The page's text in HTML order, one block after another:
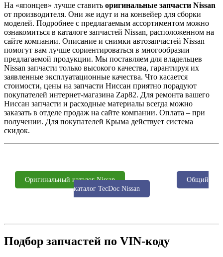
На «японцев» лучше ставить оригинальные запчасти Nissan
от производителя. Они же идут и на конвейер для сборки
моделей. Подробнее с предлагаемым ассортиментом можно
ознакомиться в каталоге запчастей Nissan, расположенном на
сайте компании. Описание и снимки автозапчастей Nissan
помогут вам лучше сориентироваться в многообразии
предлагаемой продукции. Мы поставляем для владельцев
Nissan запчасти только высокого качества, гарантируя их
заявленные эксплуатационные качества. Что касается
стоимости, цены на запчасти Ниссан приятно порадуют
покупателей интернет-магазина Zap82. Для ремонта вашего
Ниссан запчасти и расходные материалы всегда можно
заказать в отделе продаж на сайте компании. Оплата – при
получении. Для покупателей Крыма действует система
скидок.
Оригинальный каталог Nissan
Общий
каталог TecDoc Nissan
Подбор запчастей по VIN-коду